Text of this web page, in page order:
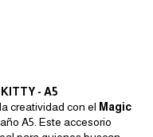
- A5
creatividad con el Magic
A5. Este accesorio